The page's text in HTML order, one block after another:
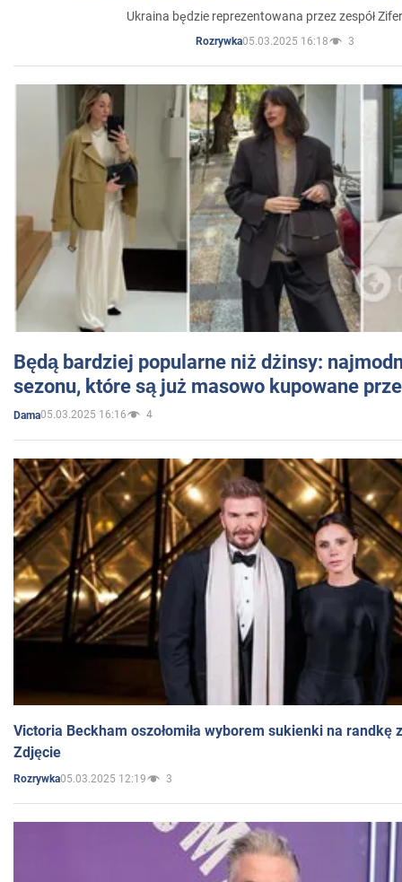
Ukraina będzie reprezentowana przez zespół
Rozrywka05.03.2025 16:18 3
Będą bardziej popularne niż dżinsy:
sezonu, które są już masowo kupowane
Dama05.03.2025 16:16 4
Victoria Beckham oszołomiła wyborem sukienki na randkę
Zdjęcie
Rozrywka05.03.2025 12:19 3